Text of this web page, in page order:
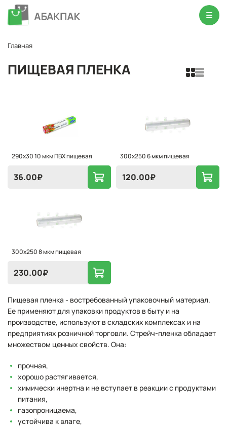
Главная
ПИЩЕВАЯ ПЛЕНКА
290х30 10 мкм ПВХ пищевая
36.00₽
300x250 6 мкм пищевая
120.00₽
300x250 8 мкм пищевая
230.00₽
Пищевая пленка - востребованный упаковочный материал.
Ее применяют для упаковки продуктов в быту и на
производстве, используют в складских комплексах и на
предприятиях розничной торговли. Стрейч-пленка обладает
множеством ценных свойств. Она:
прочная,
хорошо растягивается,
химически инертна и не вступает в реакции с продуктами
питания,
газопроницаема,
устойчива к влаге,